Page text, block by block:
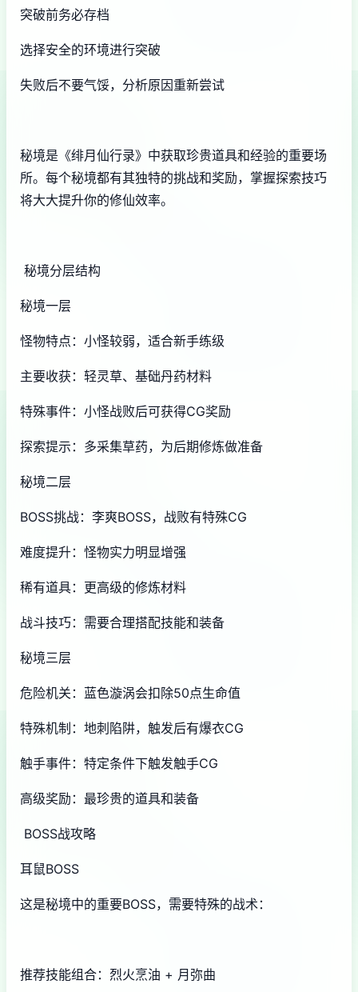
突破前务必存档
选择安全的环境进行突破
失败后不要气馁，分析原因重新尝试
秘境是《绯月仙行录》中获取珍贵道具和经验的重要场
所。每个秘境都有其独特的挑战和奖励，掌握探索技巧
将大大提升你的修仙效率。
秘境分层结构
秘境一层
怪物特点：小怪较弱，适合新手练级
主要收获：轻灵草、基础丹药材料
特殊事件：小怪战败后可获得CG奖励
探索提示：多采集草药，为后期修炼做准备
秘境二层
BOSS挑战：李爽BOSS，战败有特殊CG
难度提升：怪物实力明显增强
稀有道具：更高级的修炼材料
战斗技巧：需要合理搭配技能和装备
秘境三层
危险机关：蓝色漩涡会扣除50点生命值
特殊机制：地刺陷阱，触发后有爆衣CG
触手事件：特定条件下触发触手CG
高级奖励：最珍贵的道具和装备
BOSS战攻略
耳鼠BOSS
这是秘境中的重要BOSS，需要特殊的战术：
推荐技能组合：烈火烹油 + 月弥曲